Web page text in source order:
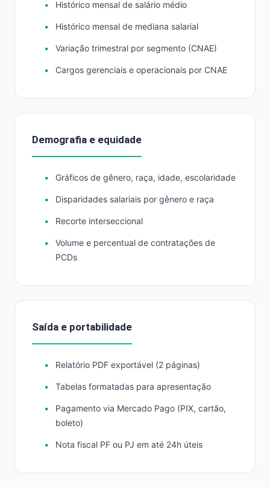
Histórico mensal de salário médio
Histórico mensal de mediana salarial
Variação trimestral por segmento (CNAE)
Cargos gerenciais e operacionais por CNAE
Demografia e equidade
Gráficos de gênero, raça, idade, escolaridade
Disparidades salariais por gênero e raça
Recorte interseccional
Volume e percentual de contratações de
PCDs
Saída e portabilidade
Relatório PDF exportável (2 páginas)
Tabelas formatadas para apresentação
Pagamento via Mercado Pago (PIX, cartão,
boleto)
Nota fiscal PF ou PJ em até 24h úteis